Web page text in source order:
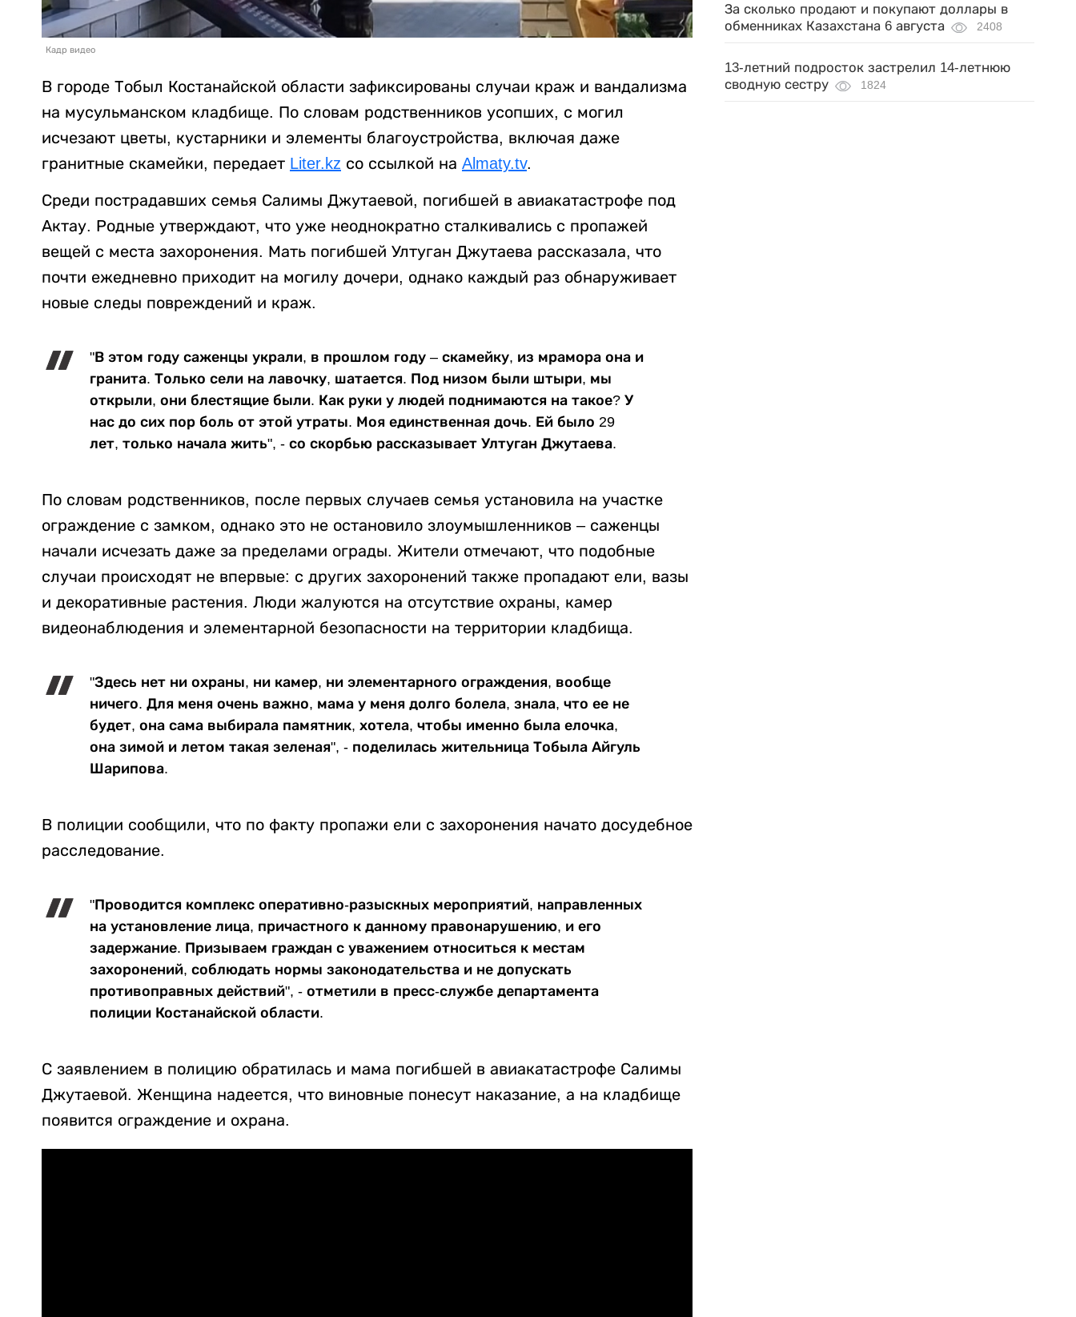
Кадр видео
В городе Тобыл Костанайской области зафиксированы случаи краж и вандализма
на мусульманском кладбище. По словам родственников усопших, с могил
исчезают цветы, кустарники и элементы благоустройства, включая даже
гранитные скамейки, передает Liter.kz со ссылкой на Almaty.tv.
Среди пострадавших семья Салимы Джутаевой, погибшей в авиакатастрофе под
Актау. Родные утверждают, что уже неоднократно сталкивались с пропажей
вещей с места захоронения. Мать погибшей Ултуган Джутаева рассказала, что
почти ежедневно приходит на могилу дочери, однако каждый раз обнаруживает
новые следы повреждений и краж.
"В этом году саженцы украли, в прошлом году – скамейку, из мрамора она и
гранита. Только сели на лавочку, шатается. Под низом были штыри, мы
открыли, они блестящие были. Как руки у людей поднимаются на такое? У
нас до сих пор боль от этой утраты. Моя единственная дочь. Ей было 29
лет, только начала жить", - со скорбью рассказывает Ултуган Джутаева.
По словам родственников, после первых случаев семья установила на участке
ограждение с замком, однако это не остановило злоумышленников – саженцы
начали исчезать даже за пределами ограды. Жители отмечают, что подобные
случаи происходят не впервые: с других захоронений также пропадают ели, вазы
и декоративные растения. Люди жалуются на отсутствие охраны, камер
видеонаблюдения и элементарной безопасности на территории кладбища.
"Здесь нет ни охраны, ни камер, ни элементарного ограждения, вообще
ничего. Для меня очень важно, мама у меня долго болела, знала, что ее не
будет, она сама выбирала памятник, хотела, чтобы именно была елочка,
она зимой и летом такая зеленая", - поделилась жительница Тобыла Айгуль
Шарипова.
В полиции сообщили, что по факту пропажи ели с захоронения начато досудебное
расследование.
"Проводится комплекс оперативно-разыскных мероприятий, направленных
на установление лица, причастного к данному правонарушению, и его
задержание. Призываем граждан с уважением относиться к местам
захоронений, соблюдать нормы законодательства и не допускать
противоправных действий", - отметили в пресс-службе департамента
полиции Костанайской области.
С заявлением в полицию обратилась и мама погибшей в авиакатастрофе Салимы
Джутаевой. Женщина надеется, что виновные понесут наказание, а на кладбище
появится ограждение и охрана.
За сколько продают и покупают доллары в
обменниках Казахстана 6 августа
2408
13-летний подросток застрелил 14-летнюю
сводную сестру
1824